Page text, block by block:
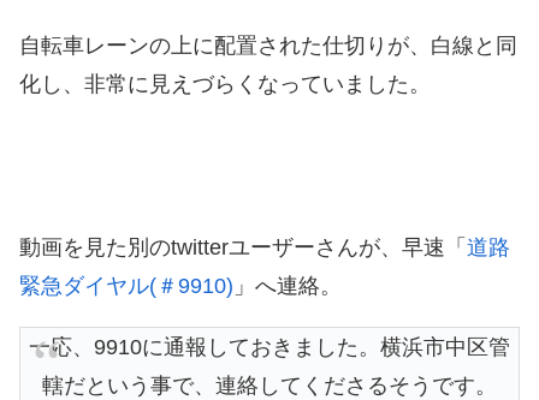
自転車レーンの上に配置された仕切りが、白線と同
化し、非常に見えづらくなっていました。
動画を見た別のtwitterユーザーさんが、早速「 道路
緊急ダイヤル(＃9910) 」へ連絡。
一応、9910に通報しておきました。横浜市中区管
轄だという事で、連絡してくださるそうです。